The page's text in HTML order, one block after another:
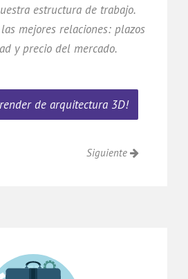
estructura de trabajo.
mejores relaciones: plazos
y precio del mercado.
de arquitectura 3D!
Siguiente